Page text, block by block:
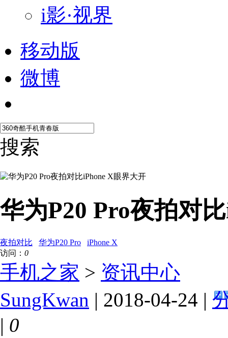
i影·视界
移动版
微博
搜索
华为P20 Pro夜拍对
夜拍对比 华为P20 Pro
iPhone X
访问： 0
手机之家 > 资讯中心
SungKwan | 2018-04-24 |
| 0